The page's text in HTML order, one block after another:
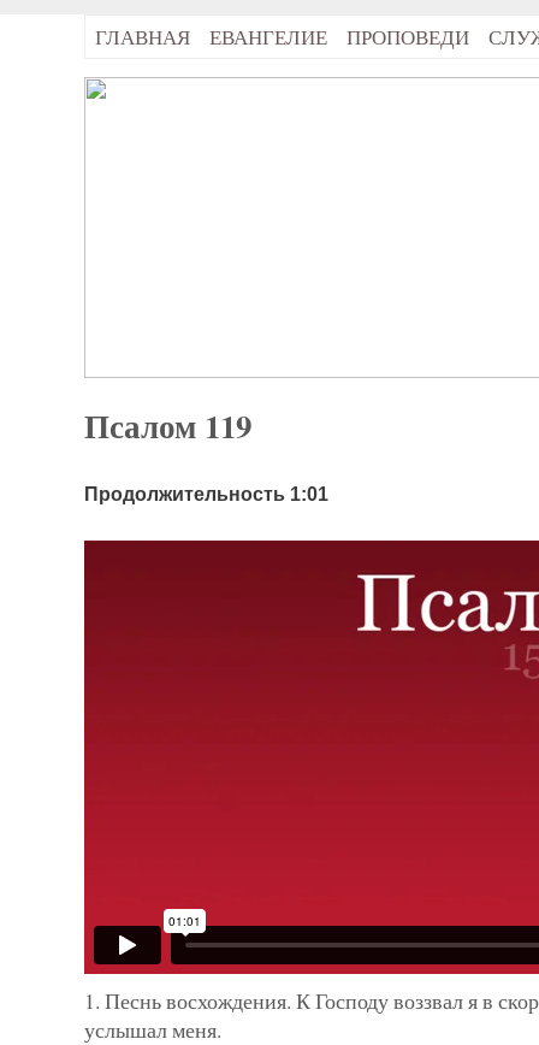
ГЛАВНАЯ ЕВАНГЕЛИЕ ПРОПОВЕДИ
Псалом 119
Продолжительность 1:01
1. Песнь восхождения. К Господу воззвал я в
услышал меня.